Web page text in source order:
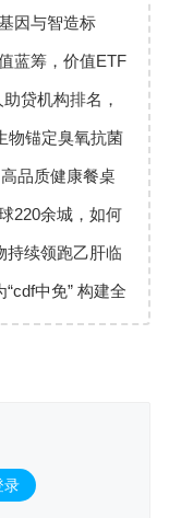
因与智造标
蓝筹，价值ETF
贷机构排名，
物锚定臭氧抗菌
品质健康餐桌
220余城，如何
持续领跑乙肝临
中免” 构建全
录 。